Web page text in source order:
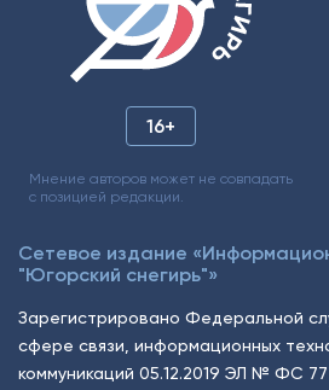
16+
Мнение авторов может не совпадать
с позицией редакции.
Сетевое издание
"Югорский снегирь"»
Зарегистрировано Федеральной
сфере связи, информационных
коммуникаций 05.12.2019 ЭЛ № ФС